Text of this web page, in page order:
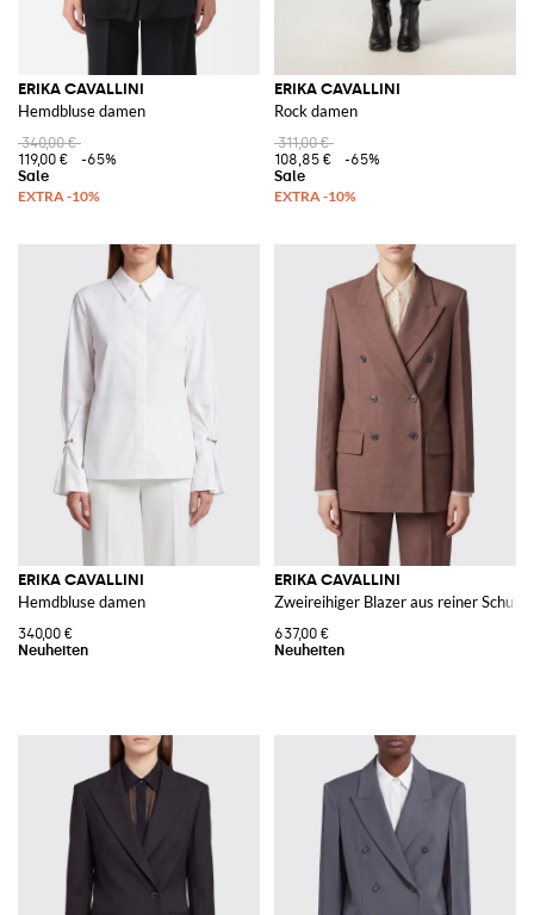
ERIKA CAVALLINI
Hemdbluse damen
340,00 €
119,00 €
-65%
ERIKA CAVALLINI
Rock damen
311,00 €
108,85 €
-65%
ERIKA CAVALLINI
Hemdbluse damen
340,00 €
ERIKA CAVALLINI
Zweireihiger Blazer aus reiner
637,00 €